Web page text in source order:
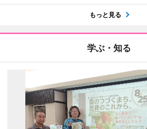
もっと見る
学ぶ・知る